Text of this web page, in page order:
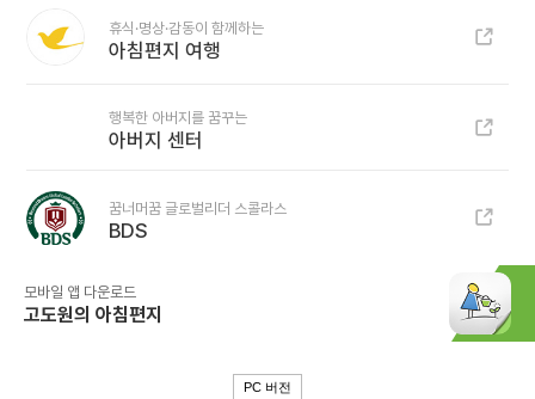
휴식·명상·감동이 함께하는
아침편지 여행
행복한 아버지를 꿈꾸는
아버지 센터
꿈너머꿈 글로벌리더 스콜라스
BDS
모바일 앱 다운로드
고도원의 아침편지
PC 버전